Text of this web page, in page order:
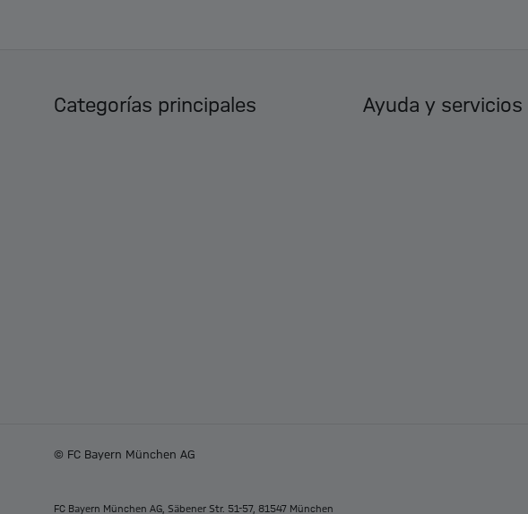
Categorías principales Ayuda y servicios
© FC Bayern München AG
FC Bayern München AG, Säbener Str. 51-57, 81547 München